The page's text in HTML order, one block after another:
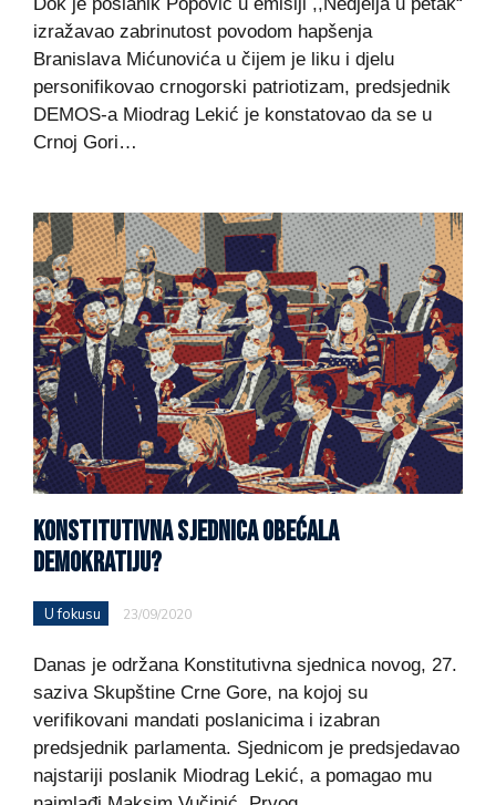
Dok je poslanik Popović u emisiji ,,Nedjelja u petak“
izražavao zabrinutost povodom hapšenja
Branislava Mićunovića u čijem je liku i djelu
personifikovao crnogorski patriotizam, predsjednik
DEMOS-a Miodrag Lekić je konstatovao da se u
Crnoj Gori…
KONSTITUTIVNA SJEDNICA OBEĆALA
DEMOKRATIJU?
U fokusu 23/09/2020
Danas je održana Konstitutivna sjednica novog, 27.
saziva Skupštine Crne Gore, na kojoj su
verifikovani mandati poslanicima i izabran
predsjednik parlamenta. Sjednicom je predsjedavao
najstariji poslanik Miodrag Lekić, a pomagao mu